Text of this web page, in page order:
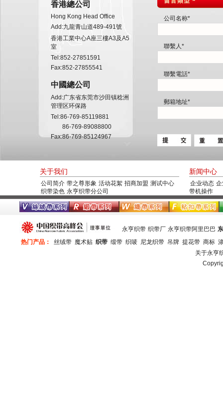
香港總公司
Hong Kong Head Office
Add:九龍青山道489-491號
香港工業中心A座三樓A3及A5
室
Tel:852-27851591
Fax:852-27855541
中國總公司
Add:广东省东莞市沙田镇稔洲
管理区环保路
Tel:86-769-85119881
86-769-89088800
Fax:86-769-85124967
公司名称*
聯繫人*
聯繫電話*
郵箱地址*
关于我们
公司简介 带之尊形象 活动花絮 招商加盟 测试中心
织带染色 永亨织带分公司
新闻中心
企业动态
带机操作
永亨织带 织带厂 永亨织带阿里巴巴
热门产品：
丝绒带 魔术贴 织带 缎带 织唛 尼龙织带 吊牌 提花带 商标
关于永亨